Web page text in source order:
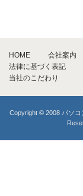
HOME 会社案内
法律に基づく表記
当社のこだわり
Copyright © 2008 パソコ